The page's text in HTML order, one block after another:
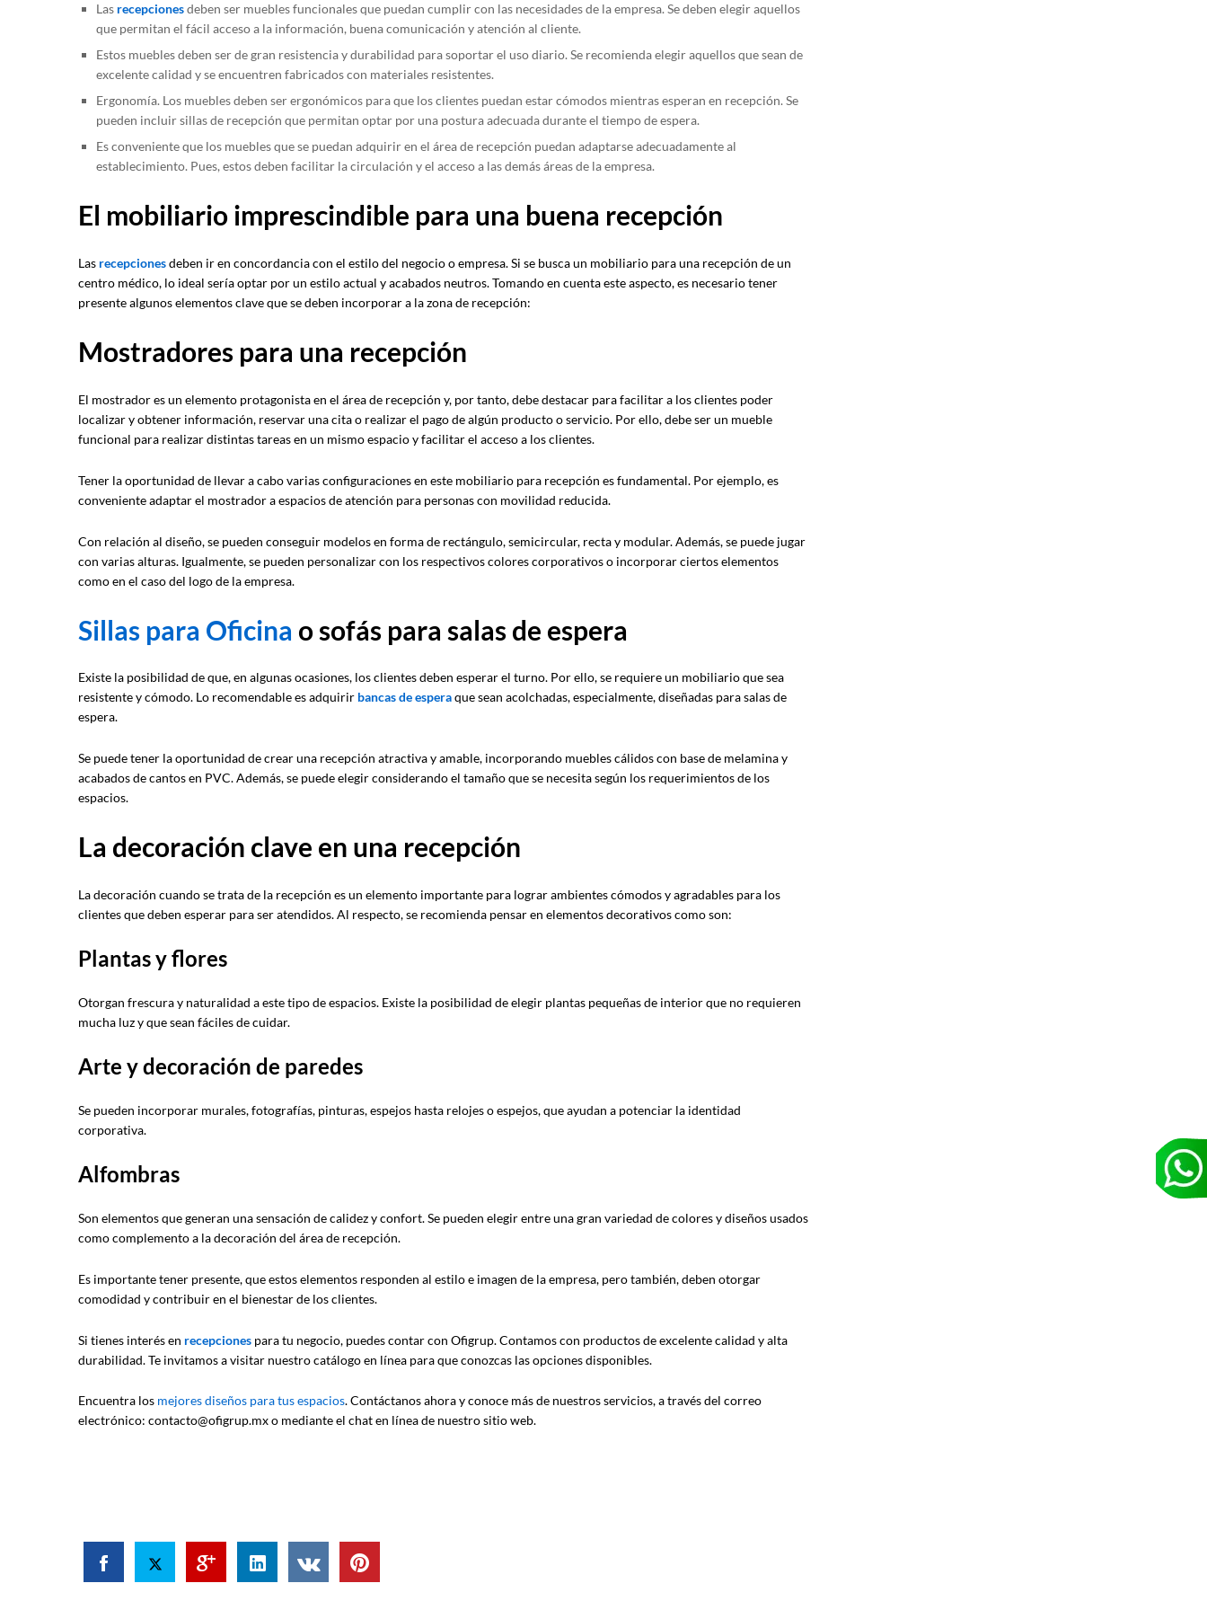
Las recepcionesdeben ser muebles funcionales que puedan cumplir con las necesidades de la empresa. Se deben elegir aquellos
que permitan el fácil acceso a la información, buena comunicación y atención al cliente.
Estos muebles deben ser de gran resistencia y durabilidad para soportar el uso diario. Se recomienda elegir aquellos que sean de
excelente calidad y se encuentren fabricados con materiales resistentes.
Ergonomía. Los muebles deben ser ergonómicos para que los clientes puedan estar cómodos mientras esperan en recepción. Se
pueden incluir sillas de recepción que permitan optar por una postura adecuada durante el tiempo de espera.
Es conveniente que los muebles que se puedan adquirir en el área de recepción puedan adaptarse adecuadamente al
establecimiento. Pues, estos deben facilitar la circulación y el acceso a las demás áreas de la empresa.
El mobiliario imprescindible para una buena recepción
Las recepcionesdeben ir en concordancia con el estilo del negocio o empresa. Si se busca un mobiliario para una recepción de un
centro médico, lo ideal sería optar por un estilo actual y acabados neutros. Tomando en cuenta este aspecto, es necesario tener
presente algunos elementos clave que se deben incorporar a la zona de recepción:
Mostradores para una recepción
El mostrador es un elemento protagonista en el área de recepción y, por tanto, debe destacar para facilitar a los clientes poder
localizar y obtener información, reservar una cita o realizar el pago de algún producto o servicio. Por ello, debe ser un mueble
funcional para realizar distintas tareas en un mismo espacio y facilitar el acceso a los clientes.
Tener la oportunidad de llevar a cabo varias configuraciones en este mobiliario para recepción es fundamental. Por ejemplo, es
conveniente adaptar el mostrador a espacios de atención para personas con movilidad reducida.
Con relación al diseño, se pueden conseguir modelos en forma de rectángulo, semicircular, recta y modular. Además, se puede jugar
con varias alturas. Igualmente, se pueden personalizar con los respectivos colores corporativos o incorporar ciertos elementos
como en el caso del logo de la empresa.
Sillas para Oficina o sofás para salas de espera
Existe la posibilidad de que, en algunas ocasiones, los clientes deben esperar el turno. Por ello, se requiere un mobiliario que sea
resistente y cómodo. Lo recomendable es adquirir bancas de esperaque sean acolchadas, especialmente, diseñadas para salas de
espera.
Se puede tener la oportunidad de crear una recepción atractiva y amable, incorporando muebles cálidos con base de melamina y
acabados de cantos en PVC. Además, se puede elegir considerando el tamaño que se necesita según los requerimientos de los
espacios.
La decoración clave en una recepción
La decoración cuando se trata de la recepción es un elemento importante para lograr ambientes cómodos y agradables para los
clientes que deben esperar para ser atendidos. Al respecto, se recomienda pensar en elementos decorativos como son:
Plantas y flores
Otorgan frescura y naturalidad a este tipo de espacios. Existe la posibilidad de elegir plantas pequeñas de interior que no requieren
mucha luz y que sean fáciles de cuidar.
Arte y decoración de paredes
Se pueden incorporar murales, fotografías, pinturas, espejos hasta relojes o espejos, que ayudan a potenciar la identidad
corporativa.
Alfombras
Son elementos que generan una sensación de calidez y confort. Se pueden elegir entre una gran variedad de colores y diseños usados
como complemento a la decoración del área de recepción.
Es importante tener presente, que estos elementos responden al estilo e imagen de la empresa, pero también, deben otorgar
comodidad y contribuir en el bienestar de los clientes.
Si tienes interés en recepciones para tu negocio, puedes contar con Ofigrup. Contamos con productos de excelente calidad y alta
durabilidad. Te invitamos a visitar nuestro catálogo en línea para que conozcas las opciones disponibles.
Encuentra los mejores diseños para tus espacios. Contáctanos ahora y conoce más de nuestros servicios, a través del correo
electrónico: contacto@ofigrup.mx o mediante el chat en línea de nuestro sitio web.